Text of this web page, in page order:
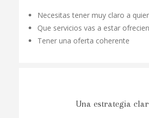
Necesitas tener muy claro a
Que servicios vas a estar
Tener una oferta coherente
Una estrategia